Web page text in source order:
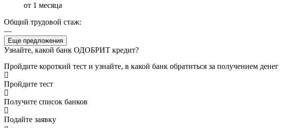
от 1 месяца
Общий трудовой стаж:
—
Еще предложения
Узнайте, какой банк ОДОБРИТ кредит?
Пройдите короткий тест и узнайте, в какой банк обратиться за получением денег
Пройдите тест
Получите список банков
Подайте заявку